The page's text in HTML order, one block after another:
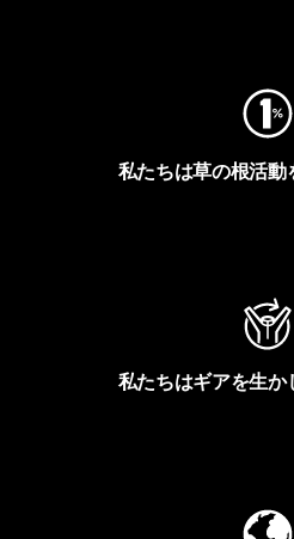
私たちは草の根活動
私たちはギアを生か